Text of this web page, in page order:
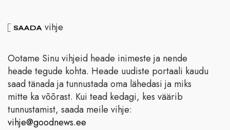
SAADA vihje
Ootame Sinu vihjeid heade inimeste ja nende
heade tegude kohta. Heade uudiste portaali kaudu
saad tänada ja tunnustada oma lähedasi ja miks
mitte ka võõrast. Kui tead kedagi, kes väärib
tunnustamist, saada meile vihje:
vihje@goodnews.ee